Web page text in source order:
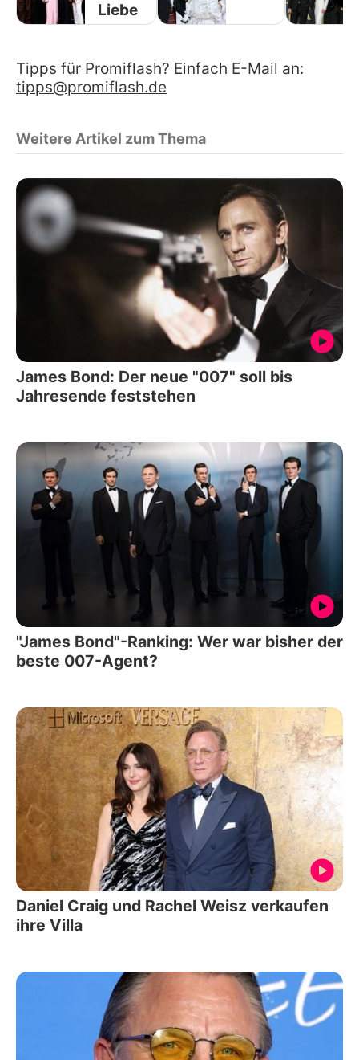
Liebe
Tipps für Promiflash? Einfach E-Mail an:
tipps@promiflash.de
Weitere Artikel zum Thema
James Bond: Der neue "007" soll bis
Jahresende feststehen
"James Bond"-Ranking: Wer war bisher der
beste 007-Agent?
Daniel Craig und Rachel Weisz verkaufen
ihre Villa